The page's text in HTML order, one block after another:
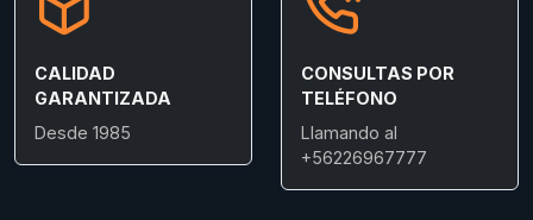
CALIDAD
GARANTIZADA
Desde 1985
CONSULTAS POR
TELÉFONO
Llamando al
+56226967777